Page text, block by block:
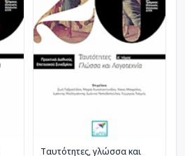
Ταυτότητες, γλώσσα και